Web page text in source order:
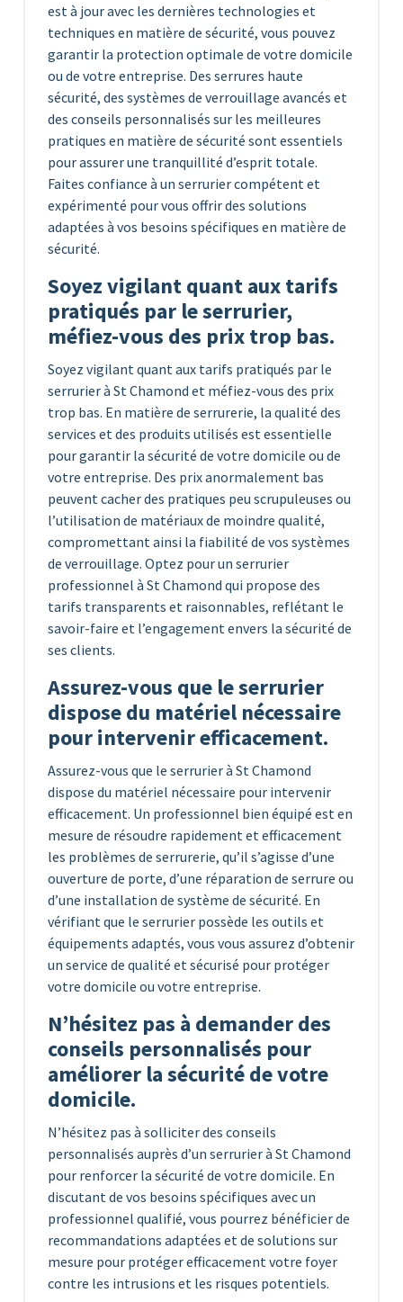
est à jour avec les dernières technologies et
techniques en matière de sécurité, vous pouvez
garantir la protection optimale de votre domicile
ou de votre entreprise. Des serrures haute
sécurité, des systèmes de verrouillage avancés et
des conseils personnalisés sur les meilleures
pratiques en matière de sécurité sont essentiels
pour assurer une tranquillité d’esprit totale.
Faites confiance à un serrurier compétent et
expérimenté pour vous offrir des solutions
adaptées à vos besoins spécifiques en matière de
sécurité.
Soyez vigilant quant aux tarifs
pratiqués par le serrurier,
méfiez-vous des prix trop bas.
Soyez vigilant quant aux tarifs pratiqués par le
serrurier à St Chamond et méfiez-vous des prix
trop bas. En matière de serrurerie, la qualité des
services et des produits utilisés est essentielle
pour garantir la sécurité de votre domicile ou de
votre entreprise. Des prix anormalement bas
peuvent cacher des pratiques peu scrupuleuses ou
l’utilisation de matériaux de moindre qualité,
compromettant ainsi la fiabilité de vos systèmes
de verrouillage. Optez pour un serrurier
professionnel à St Chamond qui propose des
tarifs transparents et raisonnables, reflétant le
savoir-faire et l’engagement envers la sécurité de
ses clients.
Assurez-vous que le serrurier
dispose du matériel nécessaire
pour intervenir efficacement.
Assurez-vous que le serrurier à St Chamond
dispose du matériel nécessaire pour intervenir
efficacement. Un professionnel bien équipé est en
mesure de résoudre rapidement et efficacement
les problèmes de serrurerie, qu’il s’agisse d’une
ouverture de porte, d’une réparation de serrure ou
d’une installation de système de sécurité. En
vérifiant que le serrurier possède les outils et
équipements adaptés, vous vous assurez d’obtenir
un service de qualité et sécurisé pour protéger
votre domicile ou votre entreprise.
N’hésitez pas à demander des
conseils personnalisés pour
améliorer la sécurité de votre
domicile.
N’hésitez pas à solliciter des conseils
personnalisés auprès d’un serrurier à St Chamond
pour renforcer la sécurité de votre domicile. En
discutant de vos besoins spécifiques avec un
professionnel qualifié, vous pourrez bénéficier de
recommandations adaptées et de solutions sur
mesure pour protéger efficacement votre foyer
contre les intrusions et les risques potentiels.